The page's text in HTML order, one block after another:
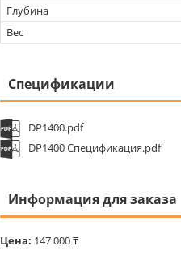
Глубина
Вес
Спецификации
DP1400.pdf
DP1400 Спецификация.pdf
Информация для заказа
Цена: 147 000 ₸